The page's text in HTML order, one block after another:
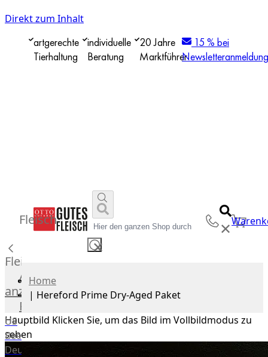
Direkt zum Inhalt
artgerechte
Tierhaltung
individuelle
Beratung
20 Jahre
Marktführer
15 % bei
Newsletteranmeldung
✕
✕
Fleisch
Fleisch
Alle
anzeigen
Rind
US
Beef
Deutsches
Home
| Hereford Prime Dry-Aged Paket
Hauptbild Klicken Sie, um das Bild im Vollbildmodus zu
sehen